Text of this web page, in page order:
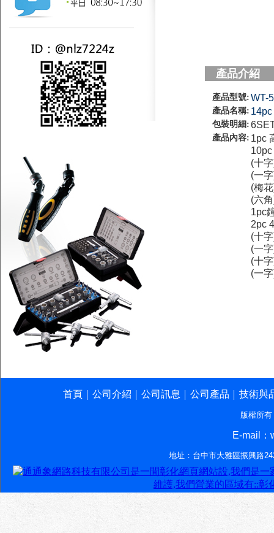
產品介紹
產品型號: WT-
產品名稱:
包裝明細:
產品內容: 1pc
(十
(一
(梅
(六
1pc
2pc
(十
(一
(十
(一
首頁 公司介紹 公司訊息 公司產品 技術與
版權所
E-mail：
地址：台中市大雅區振興路